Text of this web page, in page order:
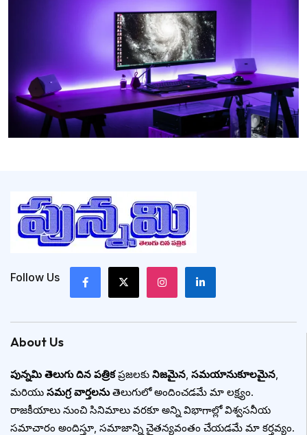
Follow Us
About Us
పున్నమి తెలుగు దిన పత్రికప్రజలకు నిజమైన, సమయానుకూలమైన,
మరియు సమగ్ర వార్తలనుతెలుగులో అందించడమే మా లక్ష్యం.
రాజకీయాలు నుంచి సినిమాలు వరకూ అన్ని విభాగాల్లో విశ్వసనీయ
సమాచారం అందిస్తూ, సమాజాన్ని చైతన్యవంతం చేయడమే మా కర్తవ్యం.